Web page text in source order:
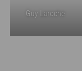
Guy Laroche